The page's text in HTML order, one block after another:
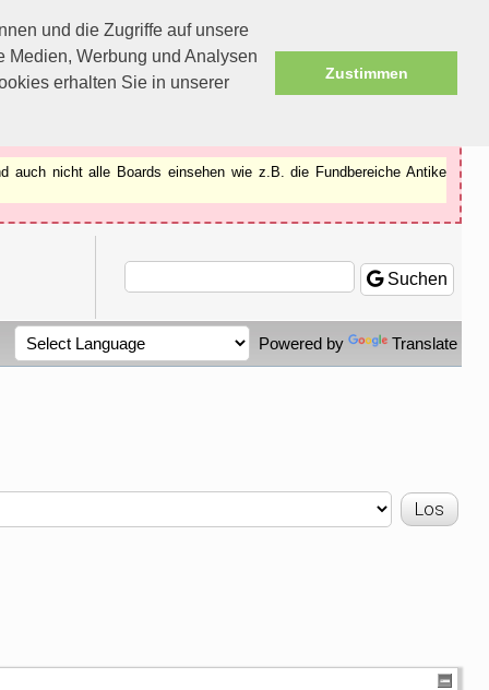
und die Zugriffe auf unsere
Medien, Werbung und Analysen
erhalten Sie in unserer
Zustimmen
auch nicht alle Boards einsehen wie z.B. die Fundbereiche Antike
Suchen
Powered by Translate